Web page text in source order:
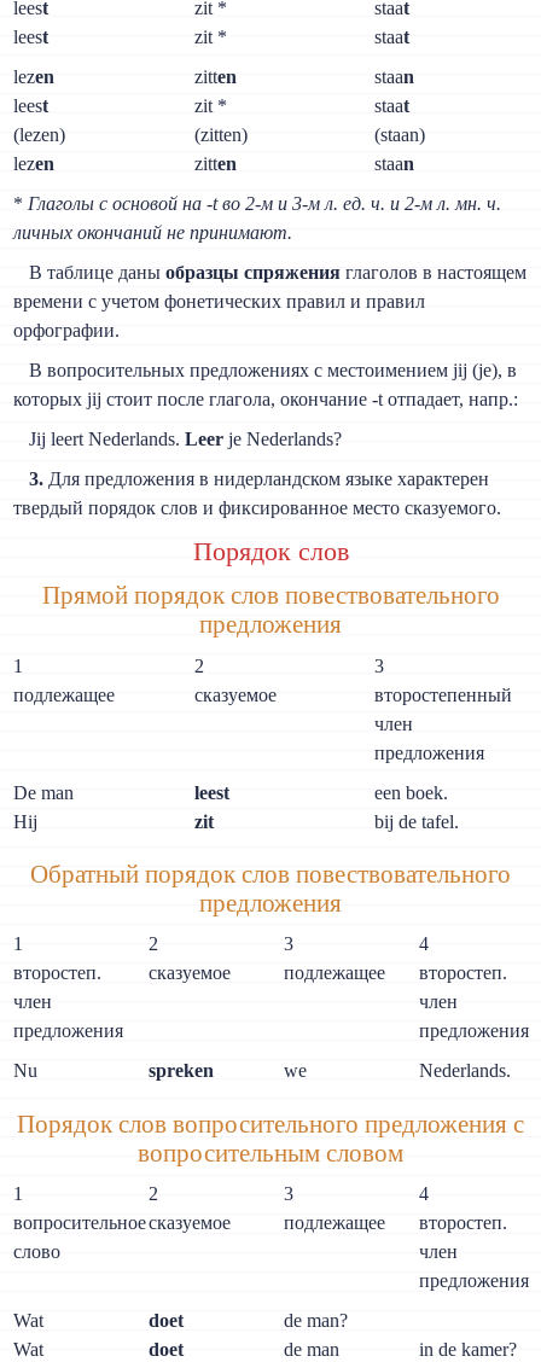
leest
leest
zit *
zit *
staat
staat
lezen
leest
(lezen)
lezen
zitten
zit *
(zitten)
zitten
staan
staat
(staan)
staan
* Глаголы с основой на -t во 2-м и 3-м л. ед. ч. и 2-м л. мн. ч.
личных окончаний не принимают.
В таблице даны образцы спряжения глаголов в настоящем
времени с учетом фонетических правил и правил
орфографии.
В вопросительных предложениях с местоимением jij (je), в
которых jij стоит после глагола, окончание -t отпадает, напр.:
Jij leert Nederlands. Leer je Nederlands?
3. Для предложения в нидерландском языке характерен
твердый порядок слов и фиксированное место сказуемого.
Порядок слов
Прямой порядок слов повествовательного
предложения
1
подлежащее
2
сказуемое
3
второстепенный
член
предложения
De man
Hij
leest
zit
een boek.
bij de tafel.
Обратный порядок слов повествовательного
предложения
1
второстеп.
член
предложения
2
сказуемое
3
подлежащее
4
второстеп.
член
предложения
Nu
spreken we Nederlands.
Порядок слов вопросительного предложения с
вопросительным словом
1
вопросительное
слово
2
сказуемое
3
подлежащее
4
второстеп.
член
предложения
Wat
Wat
doet
doet
de man?
de man
in de kamer?